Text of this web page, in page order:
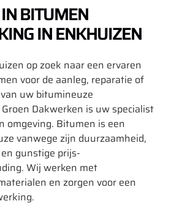
BITUMEN
IN ENKHUIZEN
op zoek naar een ervaren
voor de aanleg, reparatie of
uw bitumineuze
Dakwerken is uw specialist
omgeving. Bitumen is een
vanwege zijn duurzaamheid,
gunstige prijs-
Wij werken met
en zorgen voor een